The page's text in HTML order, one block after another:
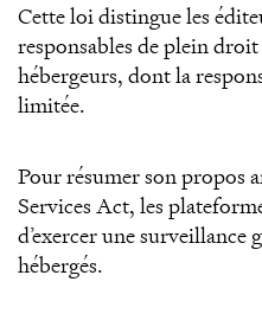
Cette loi distingue les
responsables de plein
hébergeurs, dont la
limitée.
Pour résumer son propos
Services Act, les
d’exercer une surveillance
hébergés.